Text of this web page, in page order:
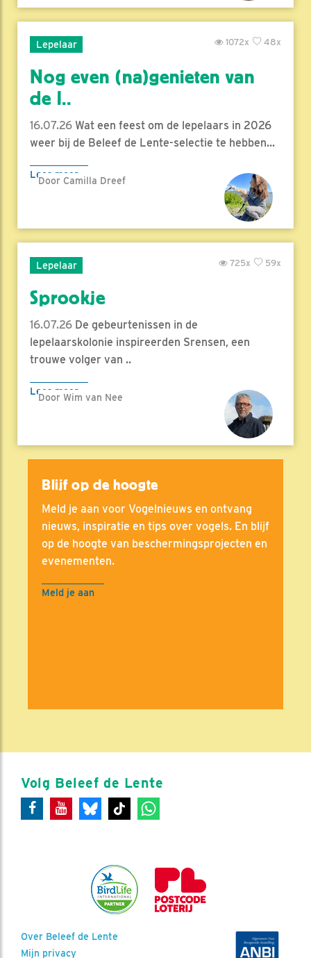
Lepelaar 48x
1072x
Nog even (na)genieten van
de l..
16.07.26 Wat een feest om de lepelaars in 2026
weer bij de Beleef de Lente-selectie te hebben...
Lees meer
Door Camilla Dreef
Lepelaar 59x
725x
Sprookje
16.07.26 De gebeurtenissen in de
lepelaarskolonie inspireerden Srensen, een
trouwe volger van ..
Lees meer
Door Wim van Nee
Blijf op de hoogte
Meld je aan voor Vogelnieuws en ontvang
nieuws, inspiratie en tips over vogels. En blijf
op de hoogte van beschermingsprojecten en
evenementen.
Meld je aan
Volg Beleef de Lente
Over Beleef de Lente
Mijn privacy